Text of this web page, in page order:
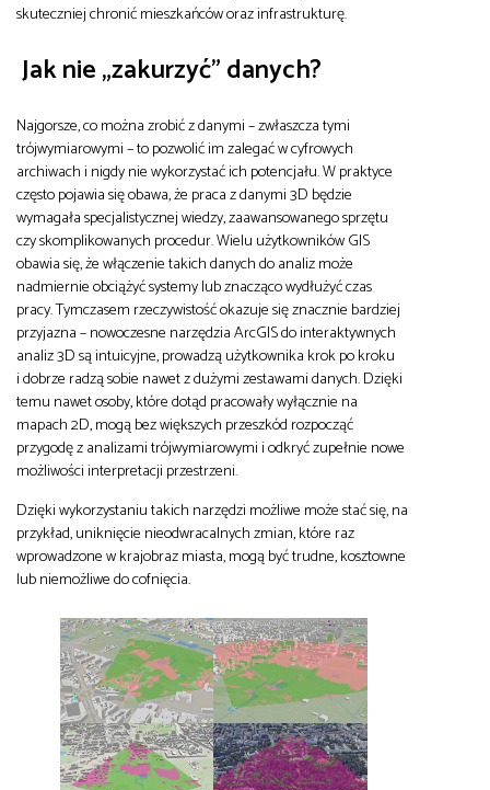
skuteczniej chronić mieszkańców oraz infrastrukturę.
Jak nie „zakurzyć” danych?
Najgorsze, co można zrobić z danymi – zwłaszcza tymi
trójwymiarowymi – to pozwolić im zalegać w cyfrowych
archiwach i nigdy nie wykorzystać ich potencjału. W praktyce
często pojawia się obawa, że praca z danymi 3D będzie
wymagała specjalistycznej wiedzy, zaawansowanego sprzętu
czy skomplikowanych procedur. Wielu użytkowników GIS
obawia się, że włączenie takich danych do analiz może
nadmiernie obciążyć systemy lub znacząco wydłużyć czas
pracy. Tymczasem rzeczywistość okazuje się znacznie bardziej
przyjazna – nowoczesne narzędzia ArcGIS do interaktywnych
analiz 3D są intuicyjne, prowadzą użytkownika krok po kroku
i dobrze radzą sobie nawet z dużymi zestawami danych. Dzięki
temu nawet osoby, które dotąd pracowały wyłącznie na
mapach 2D, mogą bez większych przeszkód rozpocząć
przygodę z analizami trójwymiarowymi i odkryć zupełnie nowe
możliwości interpretacji przestrzeni.
Dzięki wykorzystaniu takich narzędzi możliwe może stać się, na
przykład, uniknięcie nieodwracalnych zmian, które raz
wprowadzone w krajobraz miasta, mogą być trudne, kosztowne
lub niemożliwe do cofnięcia.